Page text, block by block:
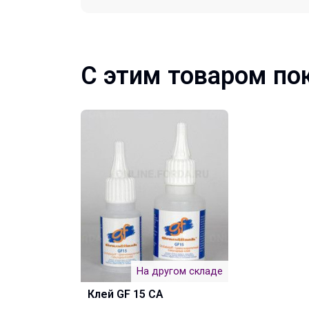
С этим товаром
На другом складе
Клей GF 15 CA